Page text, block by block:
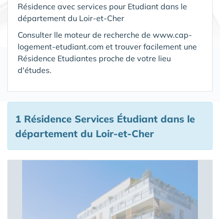
Résidence avec services pour Etudiant dans le
département du Loir-et-Cher
Consulter lle moteur de recherche de www.cap-
logement-etudiant.com et trouver facilement une
Résidence Etudiantes proche de votre lieu
d'études.
1 Résidence Services Étudiant dans le
département du Loir-et-Cher